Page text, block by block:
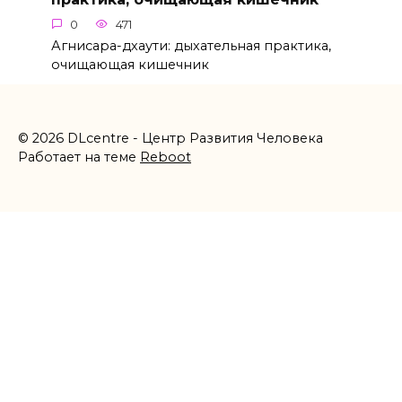
0 471
Агнисара-дхаути: дыхательная практика,
очищающая кишечник
© 2026 DLcentre - Центр Развития Человека
Работает на теме Reboot